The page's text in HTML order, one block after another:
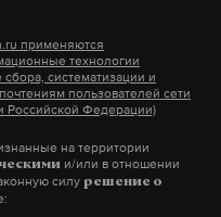
с Москвой,
Владимир Путин
защиту населения
применяются
технологии
систематизации и
пользователей сети
Российской Федерации)
на территории
и/или в отношении
силу решение о